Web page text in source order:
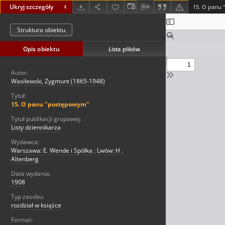
Ukryj szczegóły 15. O panu
Struktura obiektu
Opis obiektu Lista plików
Autor:
Wasilewski, Zygmunt (1865-1948)
Tytuł:
15. O panu "postępowym"
Tytuł publikacji grupowej:
Listy dziennikarza
Wydawca:
Warszawa: E. Wende i Spółka ; Lwów: H .
Altenberg
Data wydania:
1908
Typ zasobu:
rozdział w książce
Format: